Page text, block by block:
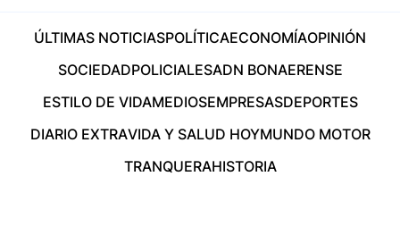
ÚLTIMAS NOTICIASPOLÍTICAECONOMÍAOPINIÓN
SOCIEDADPOLICIALESADN BONAERENSE
ESTILO DE VIDAMEDIOSEMPRESASDEPORTES
DIARIO EXTRAVIDA Y SALUD HOYMUNDO MOTOR
TRANQUERAHISTORIA